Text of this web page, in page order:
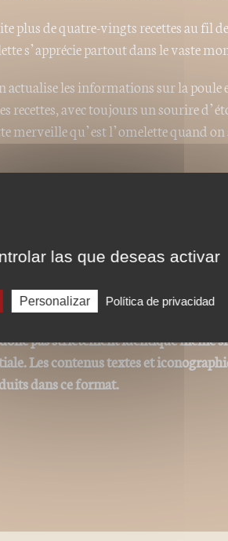
plus de quatre-vingts recettes au fil
s’apprécie partout dans le vaste
actualise les informations sur la
recettes, avec toujours un sourire
merveille qu’est l’omelette quand on
sont des versions adaptées aux
le format ePub de type Sony
(avec l'appli iBooks) ou autres
revus et optimisés pour permettre le
pas strictement identique même
Les contenus textes et
dans ce format.
las que deseas activar
Personalizar Política de privacidad